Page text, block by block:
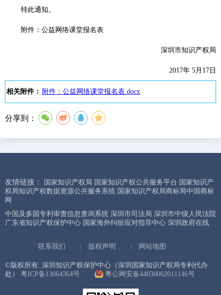
特此通知。
附件：公益网络课堂报名表
深圳市知识产权局
2017年 5月 17 日
相关附件： 附件：公益网络课堂报名表.docx
分享到：
友情链接： 国家知识产权局 国家知识产权公共服务平台 国家知识产
权局知识产权数据资源公共服务系统 国家知识产权局商标局中国商标
网
中国及多国专利审查信息查询系统 深圳市司法局 深圳市中级人民法院
广东省知识产权保护中心 国家海外纠纷应对指导中心 深圳政府在线
联系我们 版权声明 网站地图
©版权所有: 深圳知识产权保护中心（深圳国家知识产权局专利代办
处） 粤ICP备13064364号 粤公网安备44030002011146号